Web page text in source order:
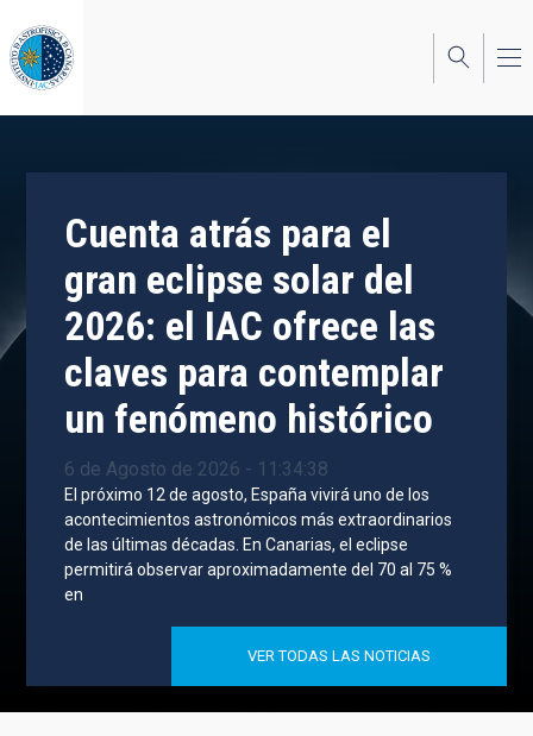
al
contenido
principal
Cuenta atrás para el
gran eclipse solar del
2026: el IAC ofrece las
claves para contemplar
un fenómeno histórico
6 de Agosto de 2026 - 11:34:38
El próximo 12 de agosto, España vivirá uno de los
acontecimientos astronómicos más extraordinarios
de las últimas décadas. En Canarias, el eclipse
permitirá observar aproximadamente del 70 al 75 %
en
VER TODAS LAS NOTICIAS